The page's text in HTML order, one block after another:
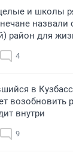
и школы
район для
4
в
возобновить
внутри
9